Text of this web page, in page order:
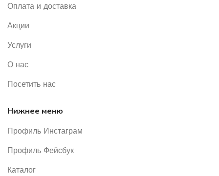
Оплата и доставка
Акции
Услуги
О нас
Посетить нас
Нижнее меню
Профиль Инстаграм
Профиль Фейсбук
Каталог